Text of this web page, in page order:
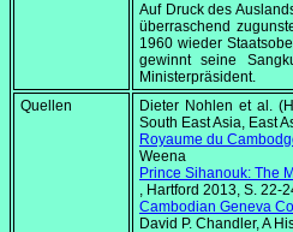
Auf Druck des
überraschend
1960 wieder
gewinnt seine
Ministerpräsident.
Quellen
Dieter Nohlen et al.
South East Asia, East
Royaume du
Prince Sihanouk: The
, Hartford 2013, S. 22-
Cambodian Geneva
David P. Chandler,A